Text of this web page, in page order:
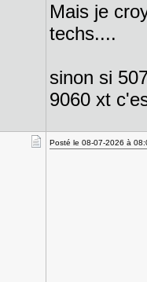
Mais je
techs....
sinon si
9060 xt
Posté le 08-07-2026 à